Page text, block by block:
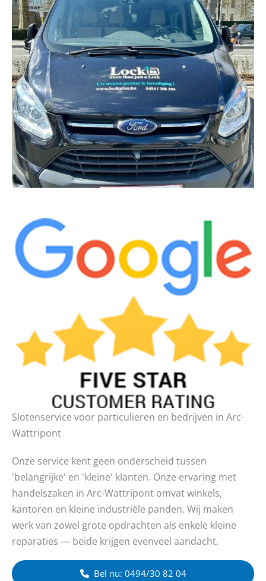
Slotenservice voor particulieren en bedrijven in Arc-
Wattripont
Onze service kent geen onderscheid tussen
'belangrijke' en 'kleine' klanten. Onze ervaring met
handelszaken in Arc-Wattripont omvat winkels,
kantoren en kleine industriële panden. Wij maken
werk van zowel grote opdrachten als enkele kleine
reparaties — beide krijgen evenveel aandacht.
Bel nu: 0494/30 82 04